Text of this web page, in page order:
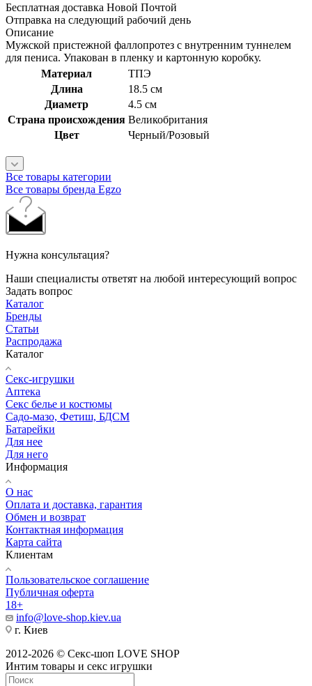
Бесплатная доставка Новой Почтой
Отправка на следующий рабочий день
Описание
Мужской пристежной фаллопротез с внутренним туннелем
для пениса. Упакован в пленку и картонную коробку.
Материал
ТПЭ
Длина
18.5 см
Диаметр
4.5 см
Страна происхождения Великобритания
Цвет
Черный/Розовый
Все товары категории
Все товары бренда Egzo
Нужна консультация?
Наши специалисты ответят на любой интересующий вопрос
Задать вопрос
Каталог
Бренды
Статьи
Распродажа
Каталог
Секс-игрушки
Аптека
Секс белье и костюмы
Садо-мазо, Фетиш, БДСМ
Батарейки
Для нее
Для него
Информация
О нас
Оплата и доставка, гарантия
Обмен и возврат
Контактная информация
Карта сайта
Клиентам
Пользовательское соглашение
Публичная оферта
18+
info@love-shop.kiev.ua
г. Киев
2012-2026 © Секс-шоп LOVE SHOP
Интим товары и секс игрушки